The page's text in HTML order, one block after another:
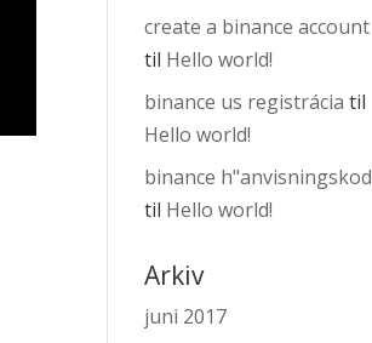
create a binance account
til Hello world!
binance us registrácia til
Hello world!
binance h"anvisningskod
til Hello world!
Arkiv
juni 2017